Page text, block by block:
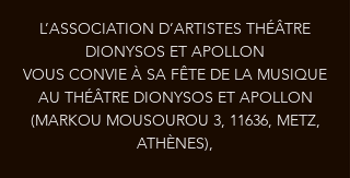
L’ASSOCIATION D’ARTISTES THÉÂTRE
DIONYSOS ET APOLLON
VOUS CONVIE À SA FÊTE DE LA MUSIQUE
AU THÉÂTRE DIONYSOS ET APOLLON
(MARKOU MOUSOUROU 3, 11636, METZ,
ATHÈNES),